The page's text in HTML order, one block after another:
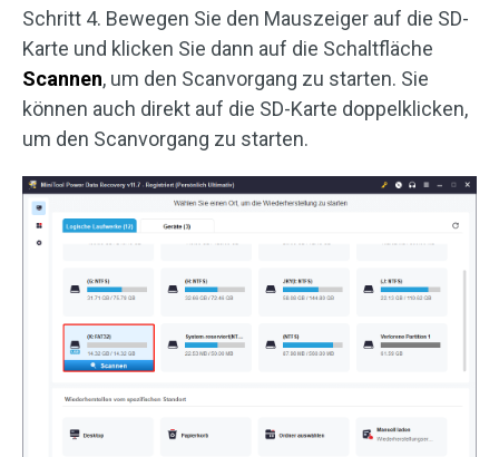
Schritt 4. Bewegen Sie den Mauszeiger auf die SD-
Karte und klicken Sie dann auf die Schaltfläche
Scannen, um den Scanvorgang zu starten. Sie
können auch direkt auf die SD-Karte doppelklicken,
um den Scanvorgang zu starten.